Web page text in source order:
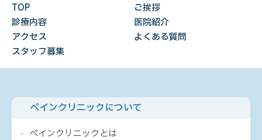
TOP
ご挨拶
診療内容
医院紹介
アクセス
よくある質問
スタッフ募集
ペインクリニックについて
ペインクリニックとは